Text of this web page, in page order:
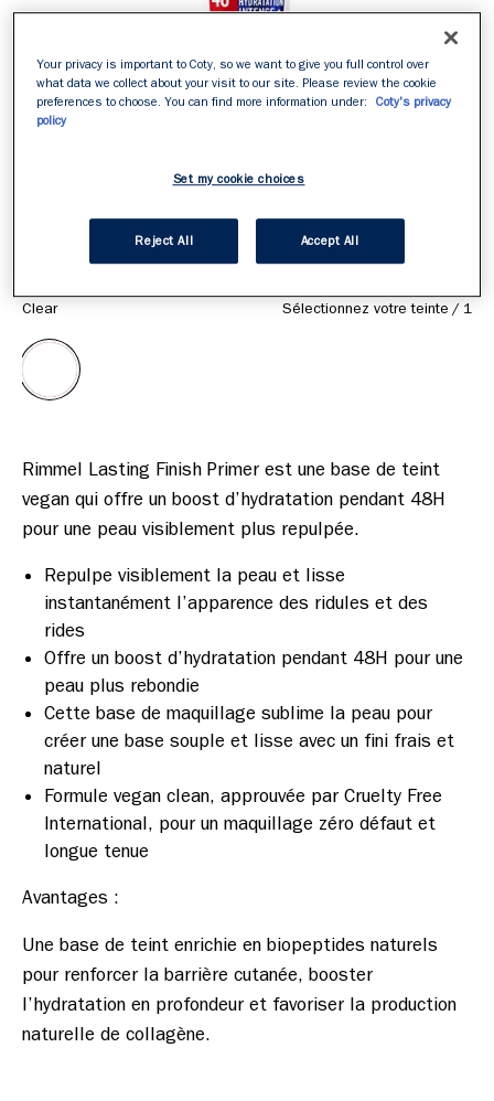
ITEM 01 (CURRENT SLIDE)
ITEM 02
ITEM 03
ITEM 04
ITEM 05
ITEM 06
ITEM 07
ITEM 08
ITEM 09
ITEM 10
Clear Sélectionnez votre teinte / 1
Rimmel Lasting Finish Primer est une base de teint
vegan qui offre un boost d’hydratation pendant 48H
Repulpe visiblement la peau et lisse
instantanément l’apparence des ridules et des
rides
Offre un boost d’hydratation pendant 48H pour une
peau plus rebondie
Cette base de maquillage sublime la peau pour
créer une base souple et lisse avec un fini frais et
naturel
Formule vegan clean, approuvée par Cruelty Free
International, pour un maquillage zéro défaut et
longue tenue
Une base de teint enrichie en biopeptides naturels
pour renforcer la barrière cutanée, booster
l’hydratation en profondeur et favoriser la production
naturelle de collagène.
Your privacy is important to Coty, so we want to give you full control over
what data we collect about your visit to our site. Please review the cookie
preferences to choose. You can find more information under:
Coty's privacy
policy
Set my cookie choices
Reject All Accept All